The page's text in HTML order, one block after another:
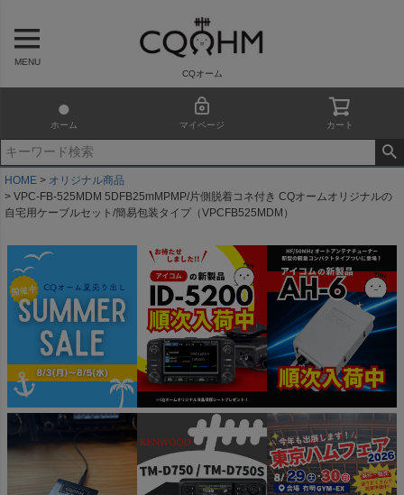
MENU
CQオーム
ホーム マイページ カート
HOME
オリジナル商品
VPC-FB-525MDM 5DFB25mMPMP/片側脱着コネ付き CQオームオリジナルの
自宅用ケーブルセット/簡易包装タイプ（VPCFB525MDM）